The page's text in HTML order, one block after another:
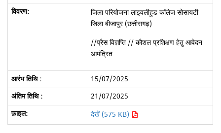
जिला परियोजना लाइवलीहुड कॉलेज सोसायटी
जिला बीजापुर (छत्तीसगढ़)
//प्रैस विज्ञप्ति // कौशल प्रशिक्षण हेतु आवेदन
आमंत्रित
15/07/2025
21/07/2025
देखें (575 KB)